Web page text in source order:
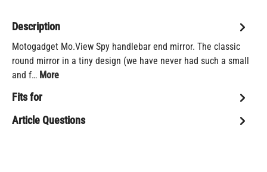
Description
Motogadget Mo.View Spy handlebar end mirror. The classic
round mirror in a tiny design (we have never had such a small
and f… More
Fits for
Article Questions